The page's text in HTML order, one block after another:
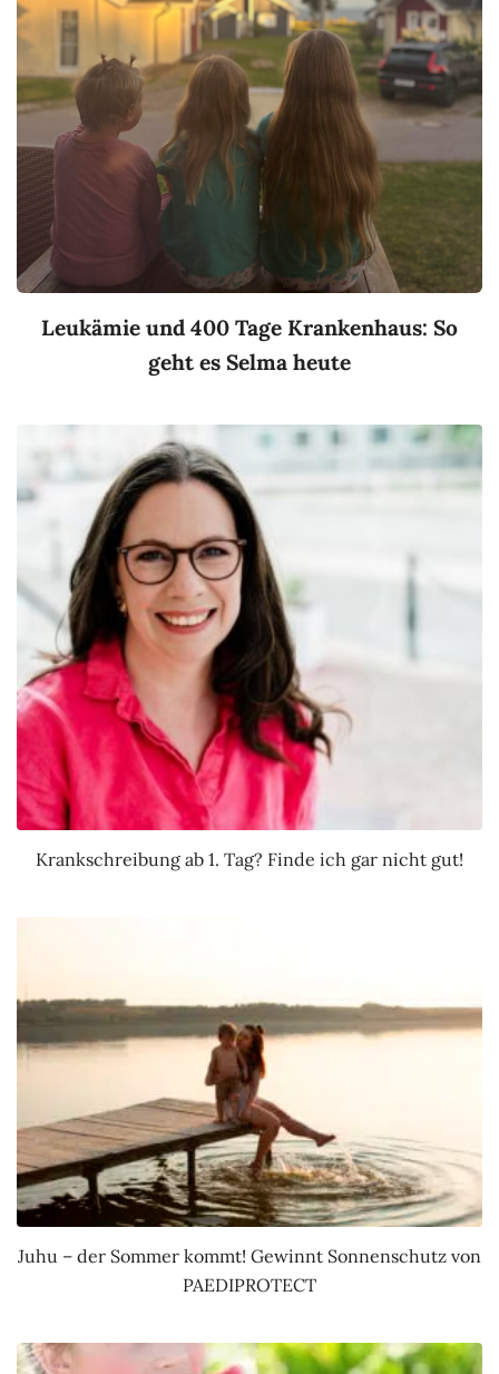
Leukämie und 400 Tage Krankenhaus: So
geht es Selma heute
Krankschreibung ab 1. Tag? Finde ich gar nicht gut!
Juhu – der Sommer kommt! Gewinnt Sonnenschutz von
PAEDIPROTECT